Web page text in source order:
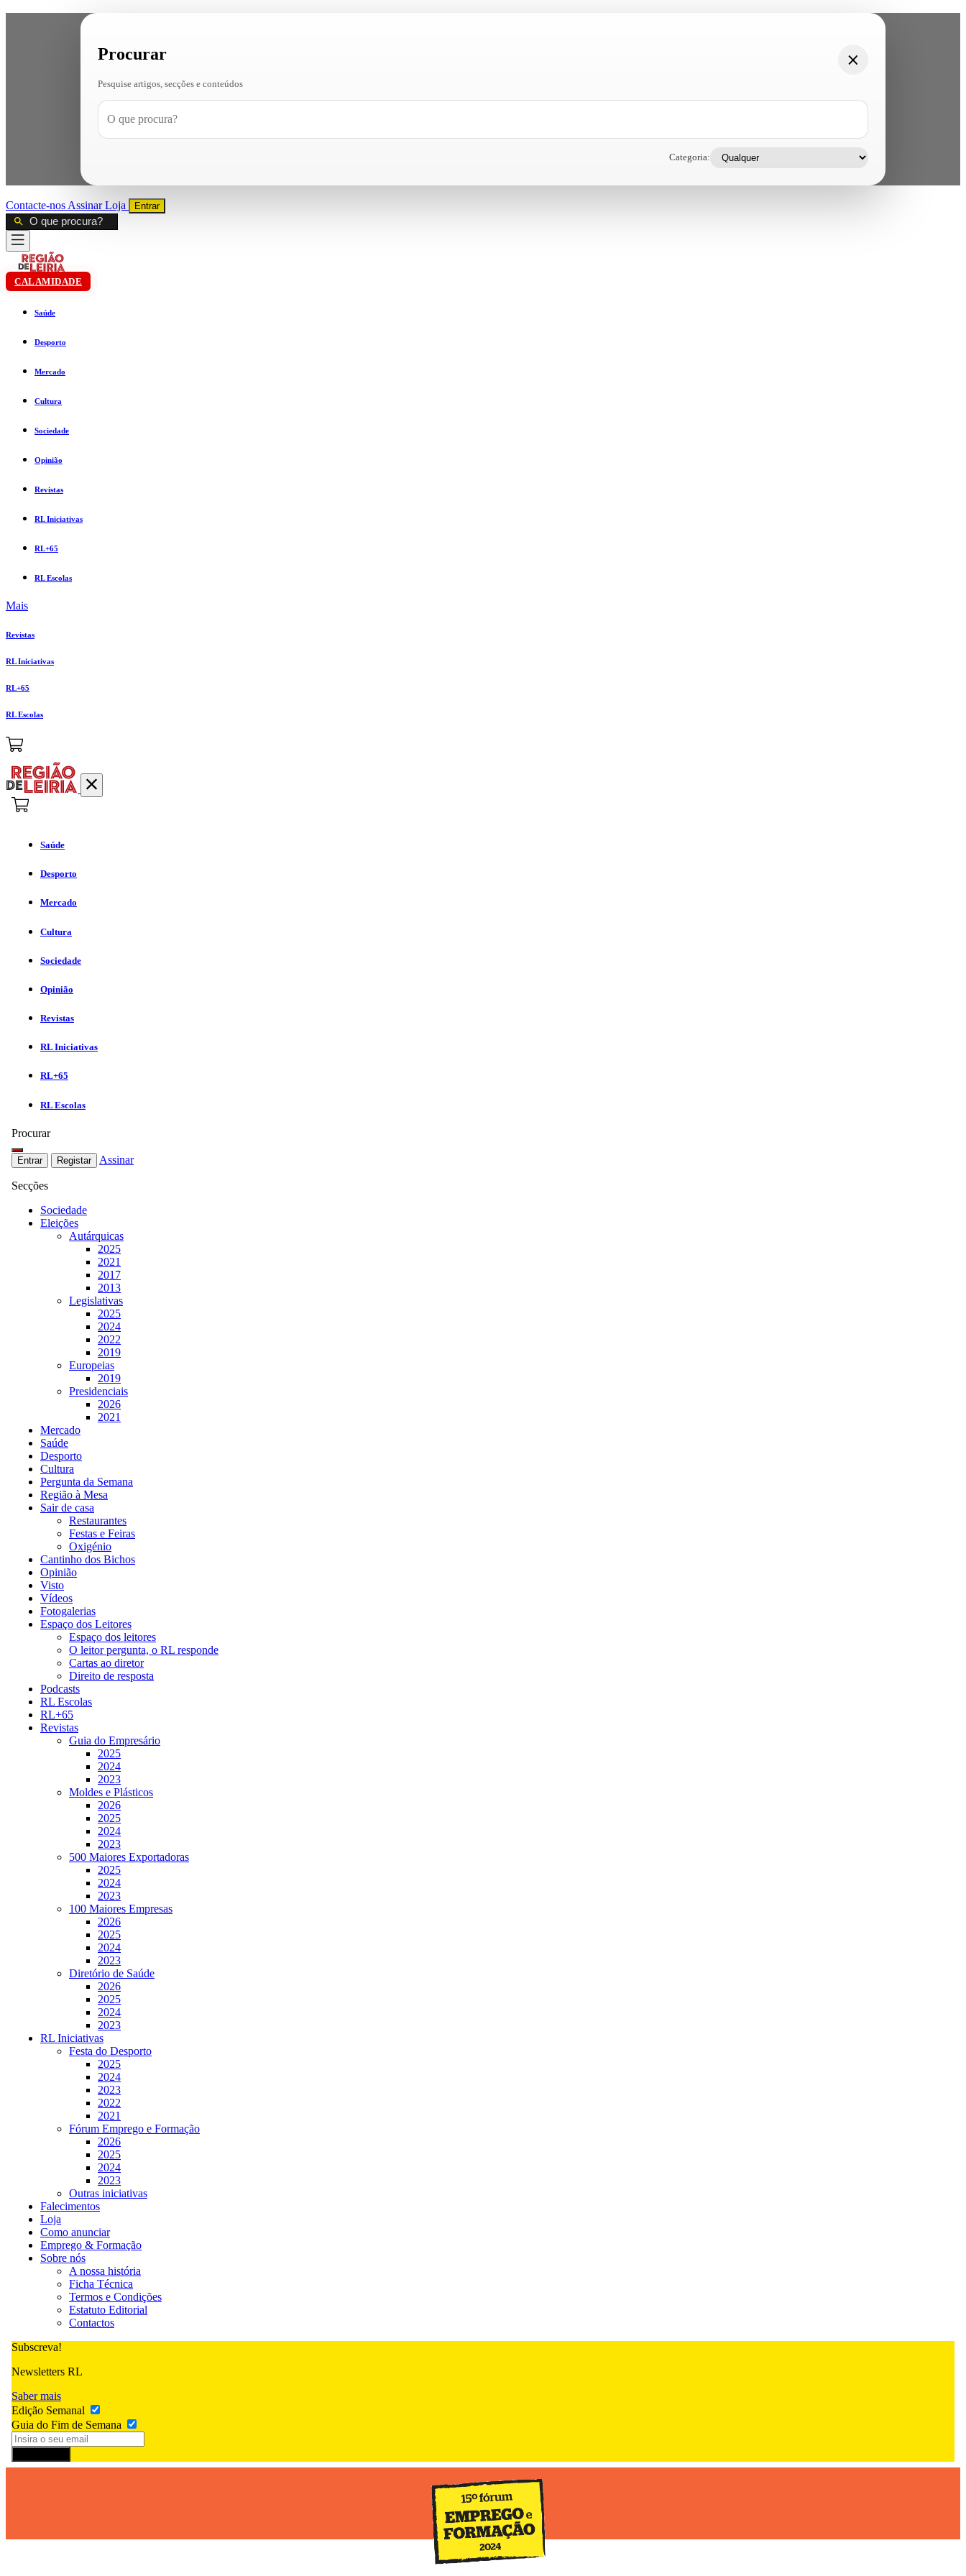
Procurar
Pesquise artigos, secções e conteúdos
Categoria:
Contacte-nos AssinarLoja Entrar
CALAMIDADE
Saúde
Desporto
Mercado
Cultura
Sociedade
Opinião
Revistas
RL Iniciativas
RL+65
RL Escolas
Mais
Revistas
RL Iniciativas
RL+65
RL Escolas
Saúde
Desporto
Mercado
Cultura
Sociedade
Opinião
Revistas
RL Iniciativas
RL+65
RL Escolas
Procurar
Entrar Registar Assinar
Secções
Sociedade
Eleições
Autárquicas
2025
2021
2017
2013
Legislativas
2025
2024
2022
2019
Europeias
2019
Presidenciais
2026
2021
Mercado
Saúde
Desporto
Cultura
Pergunta da Semana
Região à Mesa
Sair de casa
Restaurantes
Festas e Feiras
Oxigénio
Cantinho dos Bichos
Opinião
Visto
Vídeos
Fotogalerias
Espaço dos Leitores
Espaço dos leitores
O leitor pergunta, o RL responde
Cartas ao diretor
Direito de resposta
Podcasts
RL Escolas
RL+65
Revistas
Guia do Empresário
2025
2024
2023
Moldes e Plásticos
2026
2025
2024
2023
500 Maiores Exportadoras
2025
2024
2023
100 Maiores Empresas
2026
2025
2024
2023
Diretório de Saúde
2026
2025
2024
2023
RL Iniciativas
Festa do Desporto
2025
2024
2023
2022
2021
Fórum Emprego e Formação
2026
2025
2024
2023
Outras iniciativas
Falecimentos
Loja
Como anunciar
Emprego & Formação
Sobre nós
A nossa história
Ficha Técnica
Termos e Condições
Estatuto Editorial
Contactos
Subscreva!
Newsletters RL
Saber mais
Edição Semanal
Guia do Fim de Semana